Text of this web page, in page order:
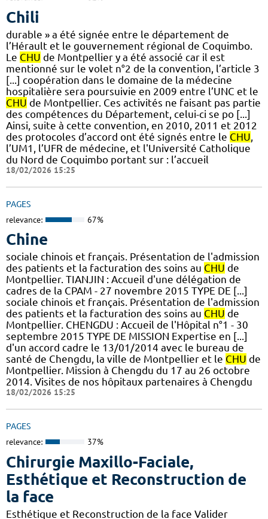
Chili
durable » a été signée entre le département de
l’Hérault et le gouvernement régional de Coquimbo.
Le CHU de Montpellier y a été associé car il est
mentionné sur le volet n°2 de la convention, l’article 3
[...] coopération dans le domaine de la médecine
hospitalière sera poursuivie en 2009 entre l’UNC et le
CHU de Montpellier. Ces activités ne faisant pas partie
des compétences du Département, celui-ci se po [...]
Ainsi, suite à cette convention, en 2010, 2011 et 2012
des protocoles d’accord ont été signés entre le CHU
l’UM1, l’UFR de médecine, et l'Université Catholique
du Nord de Coquimbo portant sur : l’accueil
18/02/2026 15:25
PAGES
relevance: 67%
Chine
sociale chinois et français. Présentation de l'admission
des patients et la facturation des soins au CHU de
Montpellier. TIANJIN : Accueil d'une délégation de
cadres de la CPAM - 27 novembre 2015 TYPE DE [...]
sociale chinois et français. Présentation de l'admission
des patients et la facturation des soins au CHU de
Montpellier. CHENGDU : Accueil de l'Hôpital n°1 - 30
septembre 2015 TYPE DE MISSION Expertise en [...]
d'un accord cadre le 13/01/2014 avec le bureau de
santé de Chengdu, la ville de Montpellier et le CHU de
Montpellier. Mission à Chengdu du 17 au 26 octobre
2014. Visites de nos hôpitaux partenaires à Chengdu
18/02/2026 15:25
PAGES
relevance: 37%
Chirurgie Maxillo-Faciale,
Esthétique et Reconstruction de
la face
Esthétique et Reconstruction de la face Valider